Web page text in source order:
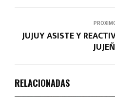
JUJUY ASISTE Y
RELACIONADAS